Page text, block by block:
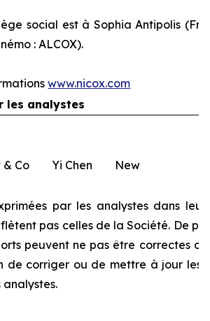
social est à Sophia Antipolis
: ALCOX).
www.nicox.com
les analystes
& Co Yi Chen New
par les analystes dans
pas celles de la Société. De
peuvent ne pas être correctes
de corriger ou de mettre à jour les
analystes.